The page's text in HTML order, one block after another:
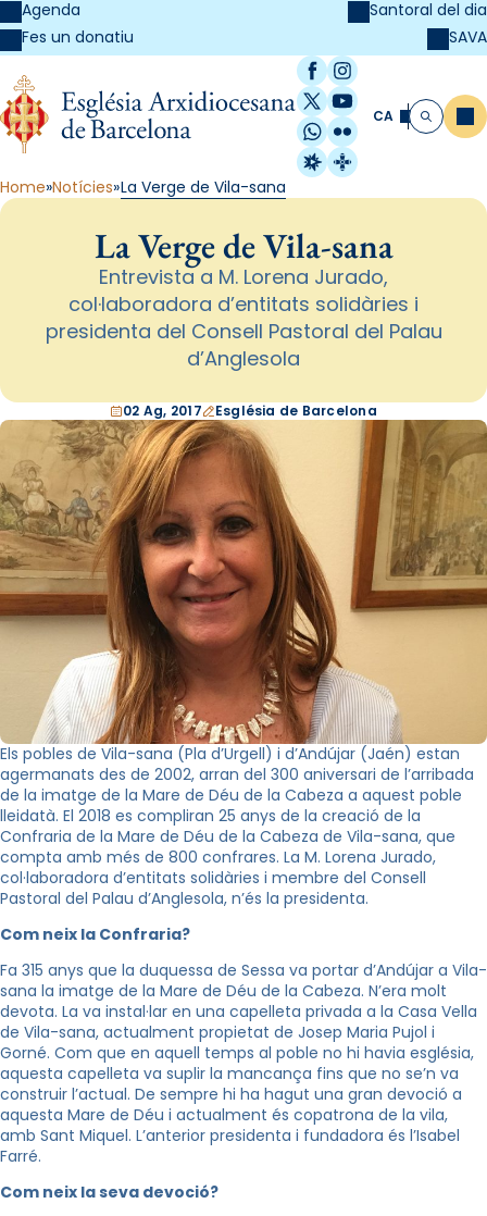
Agenda
Fes un donatiu
Santoral del dia
SAVA
Facebook
Instagram
X / Twitter
YouTube
WhatsApp
Flickr
Radio Estel
Catalunya
CA Cerca
Home Notícies La Verge de Vila-sana
La Verge de Vila-sana
Entrevista a M. Lorena Jurado,
col·laboradora d’entitats solidàries i
presidenta del Consell Pastoral del Palau
d’Anglesola
02 Ag, 2017 Església de Barcelona
Els pobles de Vila-sana (Pla d’Urgell) i d’Andújar (Jaén) estan
agermanats des de 2002, arran del 300 aniversari de l’arribada
de la imatge de la Mare de Déu de la Cabeza a aquest poble
lleidatà. El 2018 es compliran 25 anys de la creació de la
Confraria de la Mare de Déu de la Cabeza de Vila-sana, que
compta amb més de 800 confrares. La M. Lorena Jurado,
col·laboradora d’entitats solidàries i membre del Consell
Pastoral del Palau d’Anglesola, n’és la presidenta.
Com neix la Confraria?
Fa 315 anys que la duquessa de Sessa va portar d’Andújar a Vila-
sana la imatge de la Mare de Déu de la Cabeza. N’era molt
devota. La va instal·lar en una capelleta privada a la Casa Vella
de Vila-sana, actualment propietat de Josep Maria Pujol i
Gorné. Com que en aquell temps al poble no hi havia església,
aquesta capelleta va suplir la mancança fins que no se’n va
construir l’actual. De sempre hi ha hagut una gran devoció a
aquesta Mare de Déu i actualment és copatrona de la vila,
amb Sant Miquel. L’anterior presidenta i fundadora és l’Isabel
Farré.
Com neix la seva devoció?